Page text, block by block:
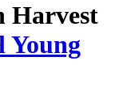
Harvest
Young